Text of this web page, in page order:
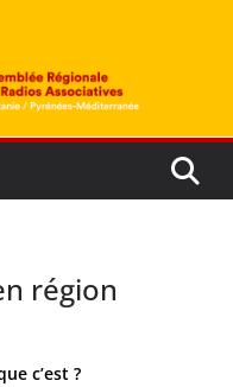
région
c’est ?